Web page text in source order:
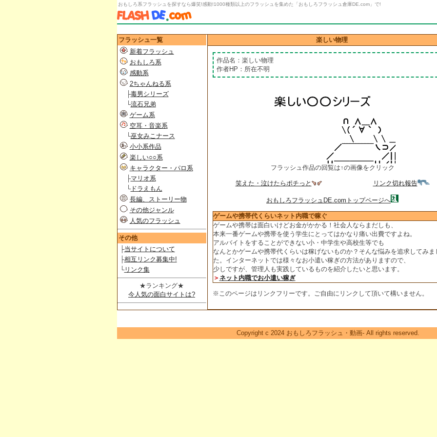
おもしろ系フラッシュを探すなら爆笑!感動!1000種類以上のフラッシュを集めた「おもしろフラッシュ倉庫DE.com」で!
楽しい物理
作品名：楽しい物理
作者HP：所在不明
フラッシュ作品の回覧は↑の画像をクリック
笑えた・泣けたらポチっと リンク切れ報告
おもしろフラッシュDE.comトップページへ
ゲームや携帯代くらいネット内職で稼ぐ
ゲームや携帯は面白いけどお金がかかる！社会人ならまだしも、
本来一番ゲームや携帯を使う学生にとってはかなり痛い出費ですよね。
アルバイトをすることができない小・中学生や高校生等でも
なんとかゲームや携帯代くらいは稼げないものか？そんな悩みを追求してみま
た。インターネットでは様々なお小遣い稼ぎの方法がありますので、
少しですが、管理人も実践しているものを紹介したいと思います。
＞ ネット内職でお小遣い稼ぎ
※このページはリンクフリーです。ご自由にリンクして頂いて構いません。
フラッシュ一覧
新着フラッシュ
おもしろ系
感動系
2ちゃんねる系
├毒男シリーズ
└流石兄弟
ゲーム系
空耳・音楽系
└巫女みこナース
小小系作品
楽しい○○系
キャラクター・パロ系
├マリオ系
└ドラえもん
長編、ストーリー物
その他ジャンル
人気のフラッシュ
その他
├当サイトについて
├相互リンク募集中!
└リンク集
★ランキング★
今人気の面白サイトは?
Copyright c 2024 おもしろフラッシュ・動画- All rights reserved.